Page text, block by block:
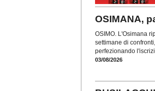
OSIMANA,
OSIMO. L'Osimana
settimane di
perfezionando
03/08/2026